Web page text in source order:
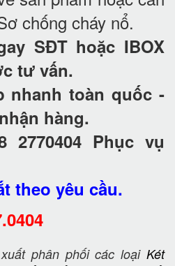
chống cháy nổ.
SĐT hoặc IBOX
tư vấn.
nhanh toàn quốc -
hàng.
2770404 Phục vụ
theo yêu cầu.
phân phối các loại Két